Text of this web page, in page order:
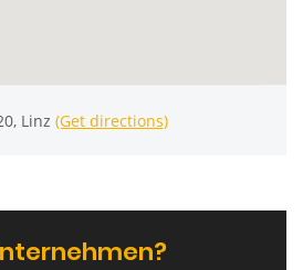
Linz (Get directions)